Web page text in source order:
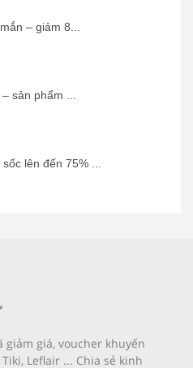
– giảm 8...
sản phẩm ...
lên đến 75% ...
giảm giá, voucher khuyến
Leflair ... Chia sẻ kinh